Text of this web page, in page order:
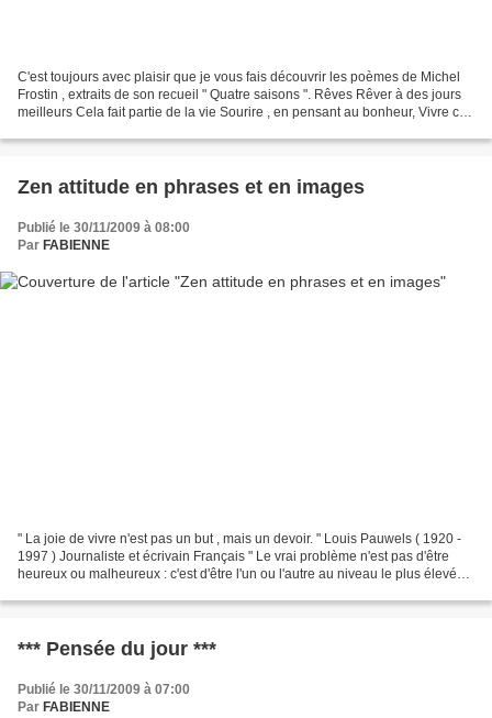
C'est toujours avec plaisir que je vous fais découvrir les poèmes de Michel
Frostin , extraits de son recueil " Quatre saisons ". Rêves Rêver à des jours
meilleurs Cela fait partie de la vie Sourire , en pensant au bonheur, Vivre ces
Zen attitude en phrases et en images
Publié le 30/11/2009 à 08:00
Par FABIENNE
" La joie de vivre n'est pas un but , mais un devoir. " Louis Pauwels ( 1920 -
1997 ) Journaliste et écrivain Français " Le vrai problème n'est pas d'être
heureux ou malheureux : c'est d'être l'un ou l'autre au niveau le plus élevé
*** Pensée du jour ***
Publié le 30/11/2009 à 07:00
Par FABIENNE